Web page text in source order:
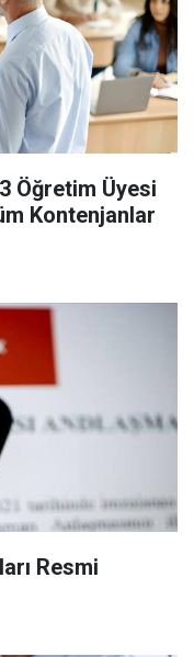
Öğretim Üyesi
Kontenjanlar
Resmi